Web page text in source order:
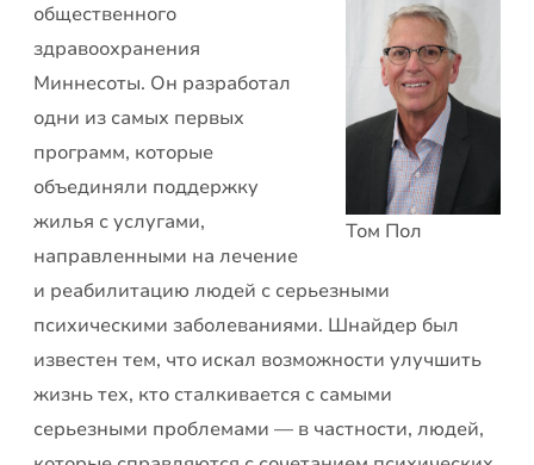
Том Пол
общественного
здравоохранения
Миннесоты. Он разработал
одни из самых первых
программ, которые
объединяли поддержку
жилья с услугами,
направленными на лечение
и реабилитацию людей с серьезными
психическими заболеваниями. Шнайдер был
известен тем, что искал возможности улучшить
жизнь тех, кто сталкивается с самыми
серьезными проблемами — в частности, людей,